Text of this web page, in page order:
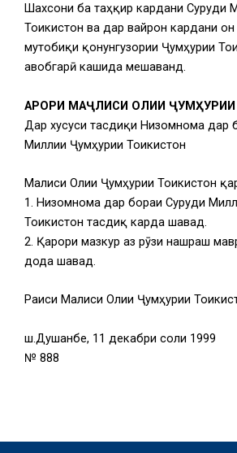
Шахсони ба таҳқир кардани Суруди
Тоҷикистон ва дар вайрон кардани он
мутобиқи қонунгузории Ҷумҳурии
ҷавобгарӣ кашида мешаванд.
ҚАРОРИ МАҶЛИСИ ОЛИИ
Дар хусуси тасдиқи Низомнома дар
Миллии Ҷумҳурии Тоҷикистон
Маҷлиси Олии Ҷумҳурии Тоҷикистон
1. Низомнома дар бораи Суруди
Тоҷикистон тасдиқ карда шавад.
2. Қарори мазкур аз рӯзи нашраш
дода шавад.
Раиси Маҷлиси Олии Ҷумҳурии
ш.Душанбе, 11 декабри соли 1999
№ 888